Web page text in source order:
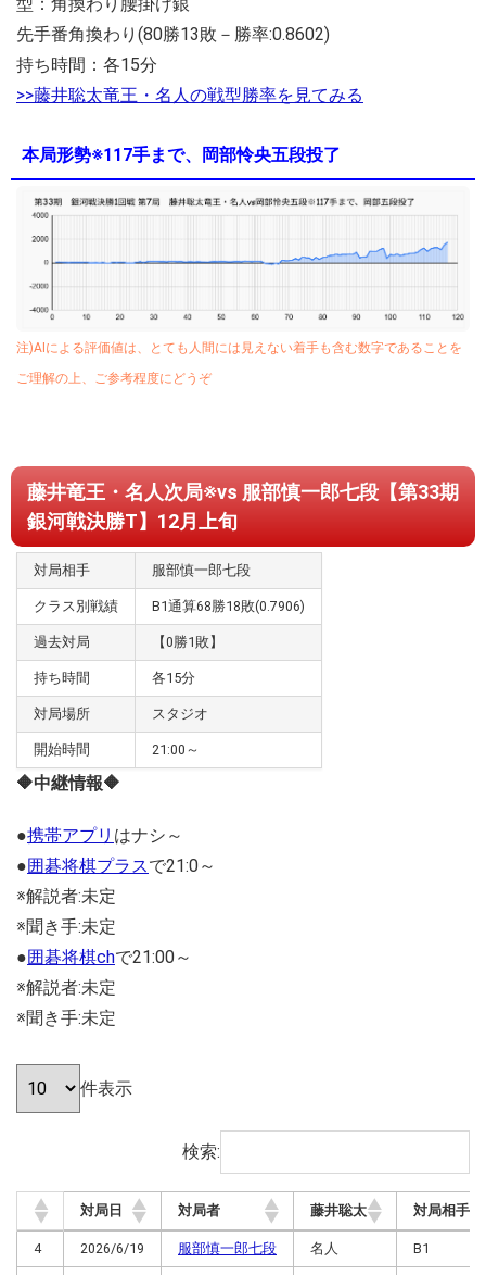
先手番角換わり(80勝13敗－勝率:0.8602)
持ち時間：各15分
>>藤井聡太竜王・名人の戦型勝率を見てみる
本局形勢※117手まで、岡部怜央五段投了
注)AIによる評価値は、とても人間には見えない着手も含む数字であることを
ご理解の上、ご参考程度にどうぞ
藤井竜王・名人次局※vs 服部慎一郎七段【第33期
銀河戦決勝T】12月上旬
対局相手 服部慎一郎七段
クラス別戦績 B1通算68勝18敗(0.7906)
過去対局 【0勝1敗】
持ち時間 各15分
対局場所 スタジオ
開始時間 21:00～
🔶中継情報🔶
●携帯アプリ はナシ～
●囲碁将棋プラスで21:0～
※解説者:未定
※聞き手:未定
●囲碁将棋chで21:00～
※解説者:未定
※聞き手:未定
件表示
検索:
対局日 対局者 藤井聡太
対局相手
対局日
対局者 藤井聡太 対局相手
4 2026/6/19 服部慎一郎七段 名人 B1